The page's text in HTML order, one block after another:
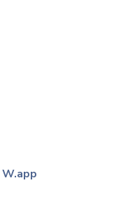
W.app